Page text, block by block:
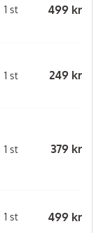
1 st 499 kr
1 st 249 kr
1 st 379 kr
1 st 499 kr